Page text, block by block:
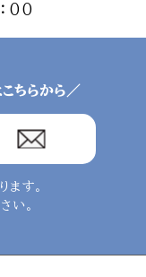
00
ちらから／
す。
い。